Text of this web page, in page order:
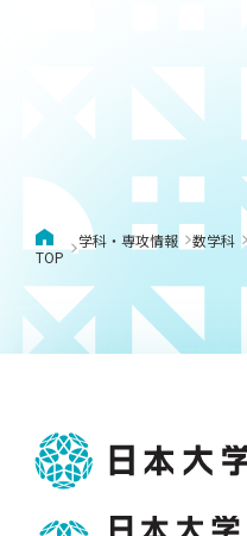
TOP
学科・専攻情報 数学科